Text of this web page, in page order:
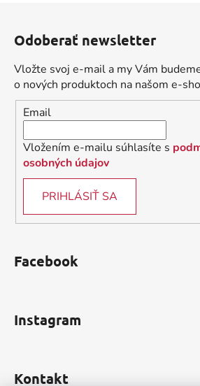
Odoberať newsletter
Vložte svoj e-mail a my Vám
o nových produktoch na našom e-
Email
Vložením e-mailu súhlasíte s
osobných údajov
PRIHLÁSIŤ SA
Facebook
Instagram
Kontakt